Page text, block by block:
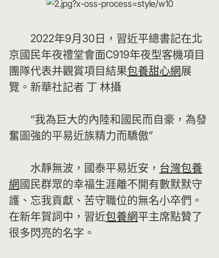
2022年9月30日，習近平總書記在北
京國民年夜禮堂會面C919年夜型客機項目
團隊代表并觀賞項目結果包養甜心網展
覽。新華社記者 丁 林攝
“我為巨大的內陸和國民而自豪，為發
奮圖強的平易近族精力而驕傲”
水靜無波，國泰平易近安， 台灣包養
網國民群眾的幸福生涯離不開有數默默守
護、忘我貢獻、苦守職位的無名小卒們。
在新年賀詞中，習近包養網平主席點贊了
很多閃亮的名字。